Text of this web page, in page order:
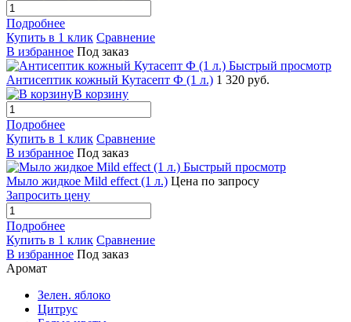
Подробнее
Купить в 1 клик Сравнение
В избранное Под заказ
Быстрый просмотр
Антисептик кожный Кутасепт Ф (1 л.) 1 320 руб.
В корзину
Подробнее
Купить в 1 клик Сравнение
В избранное Под заказ
Быстрый просмотр
Мыло жидкое Mild effect (1 л.) Цена по запросу
Запросить цену
Подробнее
Купить в 1 клик Сравнение
В избранное Под заказ
Аромат
Зелен. яблоко
Цитрус